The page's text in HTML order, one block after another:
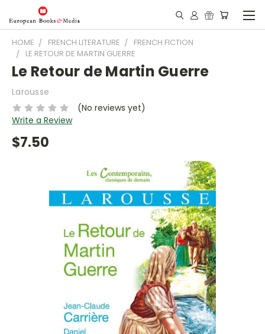
HOME FRENCH LITERATURE
FRENCH FICTION
LE RETOUR DE MARTIN GUERRE
Le Retour de Martin Guerre
Larousse
(No reviews yet)
Write a Review
$7.50